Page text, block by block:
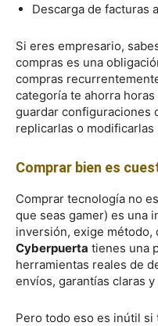
Descarga de facturas
Si eres empresario,
compras es una
compras
categoría te ahorra
guardar configuraciones
replicarlas o
Comprar bien es
Comprar tecnología no
que seas gamer) es una
inversión, exige método,
Cyberpuerta tienes una
herramientas reales de
envíos, garantías claras
Pero todo eso es inútil si